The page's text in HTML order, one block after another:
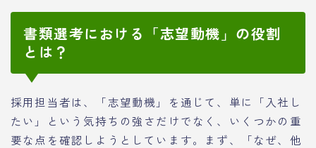
書類選考における「志望動機」の役割
とは？
採用担当者は、「志望動機」を通じて、単に「入社し
たい」という気持ちの強さだけでなく、いくつかの重
要な点を確認しようとしています。まず、「なぜ、他